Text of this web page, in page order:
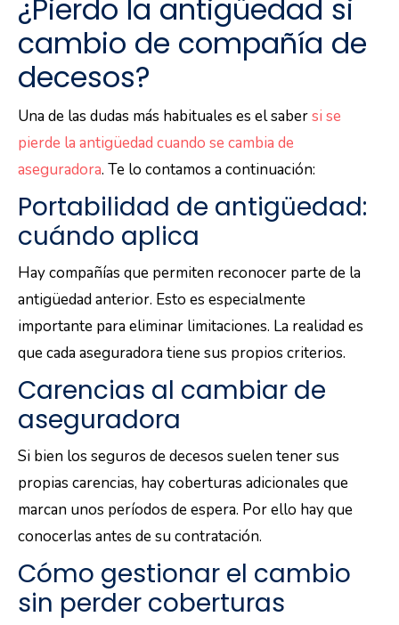
¿Pierdo la antigüedad si
cambio de compañía de
decesos?
Una de las dudas más habituales es el sabersi se
pierde la antigüedad cuando se cambia de
aseguradora. Te lo contamos a continuación:
Portabilidad de antigüedad:
cuándo aplica
Hay compañías que permiten reconocer parte de la
antigüedad anterior. Esto es especialmente
importante para eliminar limitaciones. La realidad es
que cada aseguradora tiene sus propios criterios.
Carencias al cambiar de
aseguradora
Si bien los seguros de decesos suelen tener sus
propias carencias, hay coberturas adicionales que
marcan unos períodos de espera. Por ello hay que
conocerlas antes de su contratación.
Cómo gestionar el cambio
sin perder coberturas